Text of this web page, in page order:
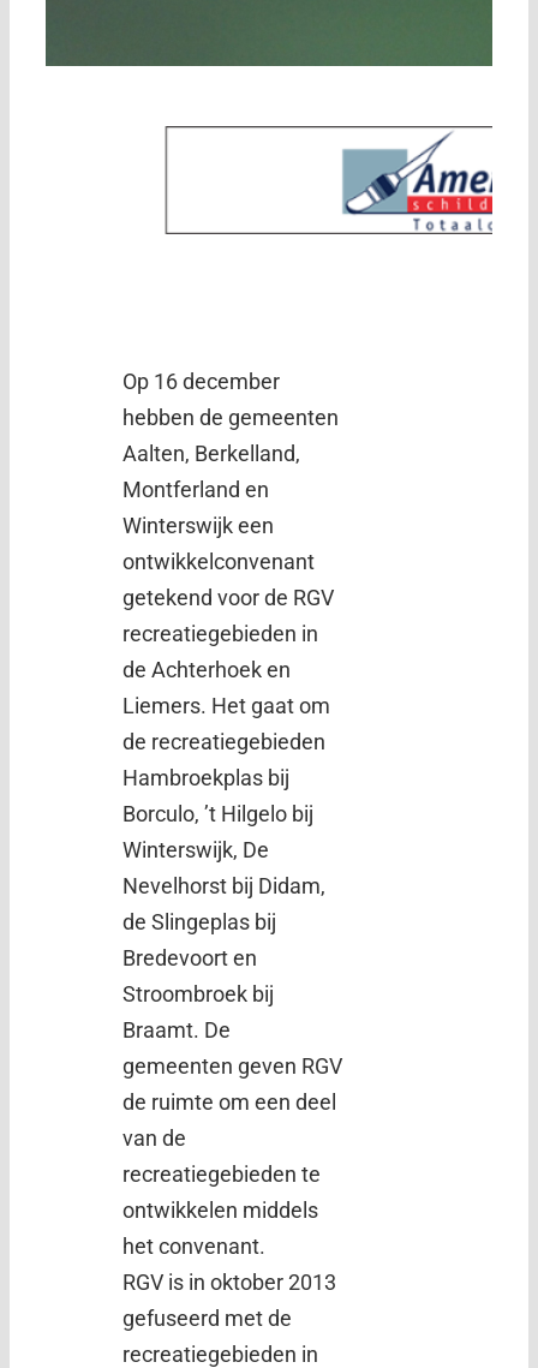
Op 16 december
hebben de gemeenten
Aalten, Berkelland,
Montferland en
Winterswijk een
ontwikkelconvenant
getekend voor de RGV
recreatiegebieden in
de Achterhoek en
Liemers. Het gaat om
de recreatiegebieden
Hambroekplas bij
Borculo, ’t Hilgelo bij
Winterswijk, De
Nevelhorst bij Didam,
de Slingeplas bij
Bredevoort en
Stroombroek bij
Braamt. De
gemeenten geven RGV
de ruimte om een deel
van de
recreatiegebieden te
ontwikkelen middels
het convenant.
RGV is in oktober 2013
gefuseerd met de
recreatiegebieden in